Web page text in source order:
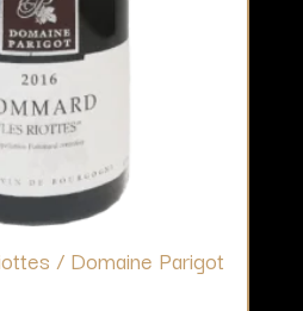
/ Domaine Parigot